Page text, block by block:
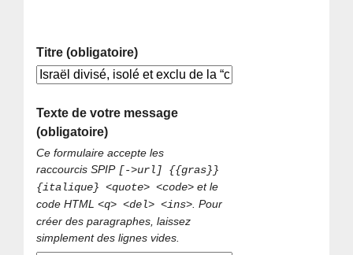
Titre (obligatoire)
Texte de votre message
(obligatoire)
Ce formulaire accepte les
raccourcis SPIP [->url] {{gras}}
{italique} <quote> <code> et le
code HTML<q> <del> <ins>. Pour
créer des paragraphes, laissez
simplement des lignes vides.